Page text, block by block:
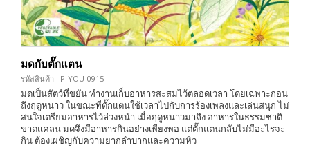
มดกับตั๊กแตน
รหัสสินค้า : P-YOU-0915
มดเป็นสัตว์ที่ขยัน ทำงานเก็บอาหารสะสมไว้ตลอดเวลา โดยเฉพาะก่อน
ถึงฤดูหนาว ในขณะที่ตั๊กแตนใช้เวลาไปกับการร้องเพลงและเล่นสนุก ไม่
สนใจเตรียมอาหารไว้ล่วงหน้า เมื่อฤดูหนาวมาถึง อาหารในธรรมชาติ
ขาดแคลน มดจึงมีอาหารกินอย่างเพียงพอ แต่ตั๊กแตนกลับไม่มีอะไรจะ
กิน ต้องเผชิญกับความยากลำบากและความหิว